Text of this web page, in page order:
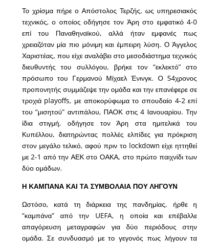
Το χρίσμα πήρε ο Απόστολος Τερζής, ως υπηρεσιακός
τεχνικός, ο οποίος οδήγησε τον Άρη στο εμφατικό 4-0
επί του Παναθηναϊκού, αλλά ήταν εμφανές πως
χρειαζόταν μία πιο μόνιμη και έμπειρη λύση. Ο Άγγελος
Χαριστέας, που είχε αναλάβει στο μεσοδιάστημα τεχνικός
διευθυντής του συλλόγου, βρήκε τον “εκλεκτό” στο
πρόσωπο του Γερμανού Μίχαελ Ένινγκ. Ο 54χρονος
προπονητής συμμάζεψε την ομάδα και την επανέφερε σε
τροχιά playoffs, με αποκορύφωμα το σπουδαίο 4-2 επί
του “μισητού” αντιπάλου, ΠΑΟΚ στις 4 Ιανουαρίου. Την
ίδια στιγμή, οδήγησε τον Άρη στα ημιτελικά του
Κυπέλλου, διατηρώντας πολλές ελπίδες για πρόκριση
στον μεγάλο τελικό, αφού πριν το lockdown είχε ηττηθεί
με 2-1 από την ΑΕΚ στο ΟΑΚΑ, στο πρώτο παιχνίδι των
δύο ομάδων.
Η ΚΑΜΠΑΝΑ ΚΑΙ ΤΑ ΣΥΜΒΟΛΑΙΑ ΠΟΥ ΛΗΓΟΥΝ
Ωστόσο, κατά τη διάρκεια της πανδημίας, ήρθε η
“καμπάνα” από την UEFA, η οποία και επέβαλλε
απαγόρευση μεταγραφών για δύο περιόδους στην
ομάδα. Σε συνδυασμό με το γεγονός πως λήγουν τα